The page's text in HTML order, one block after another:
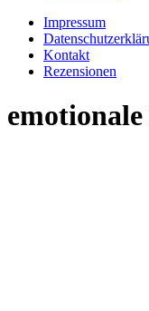
Impressum
Kontakt
Rezensionen